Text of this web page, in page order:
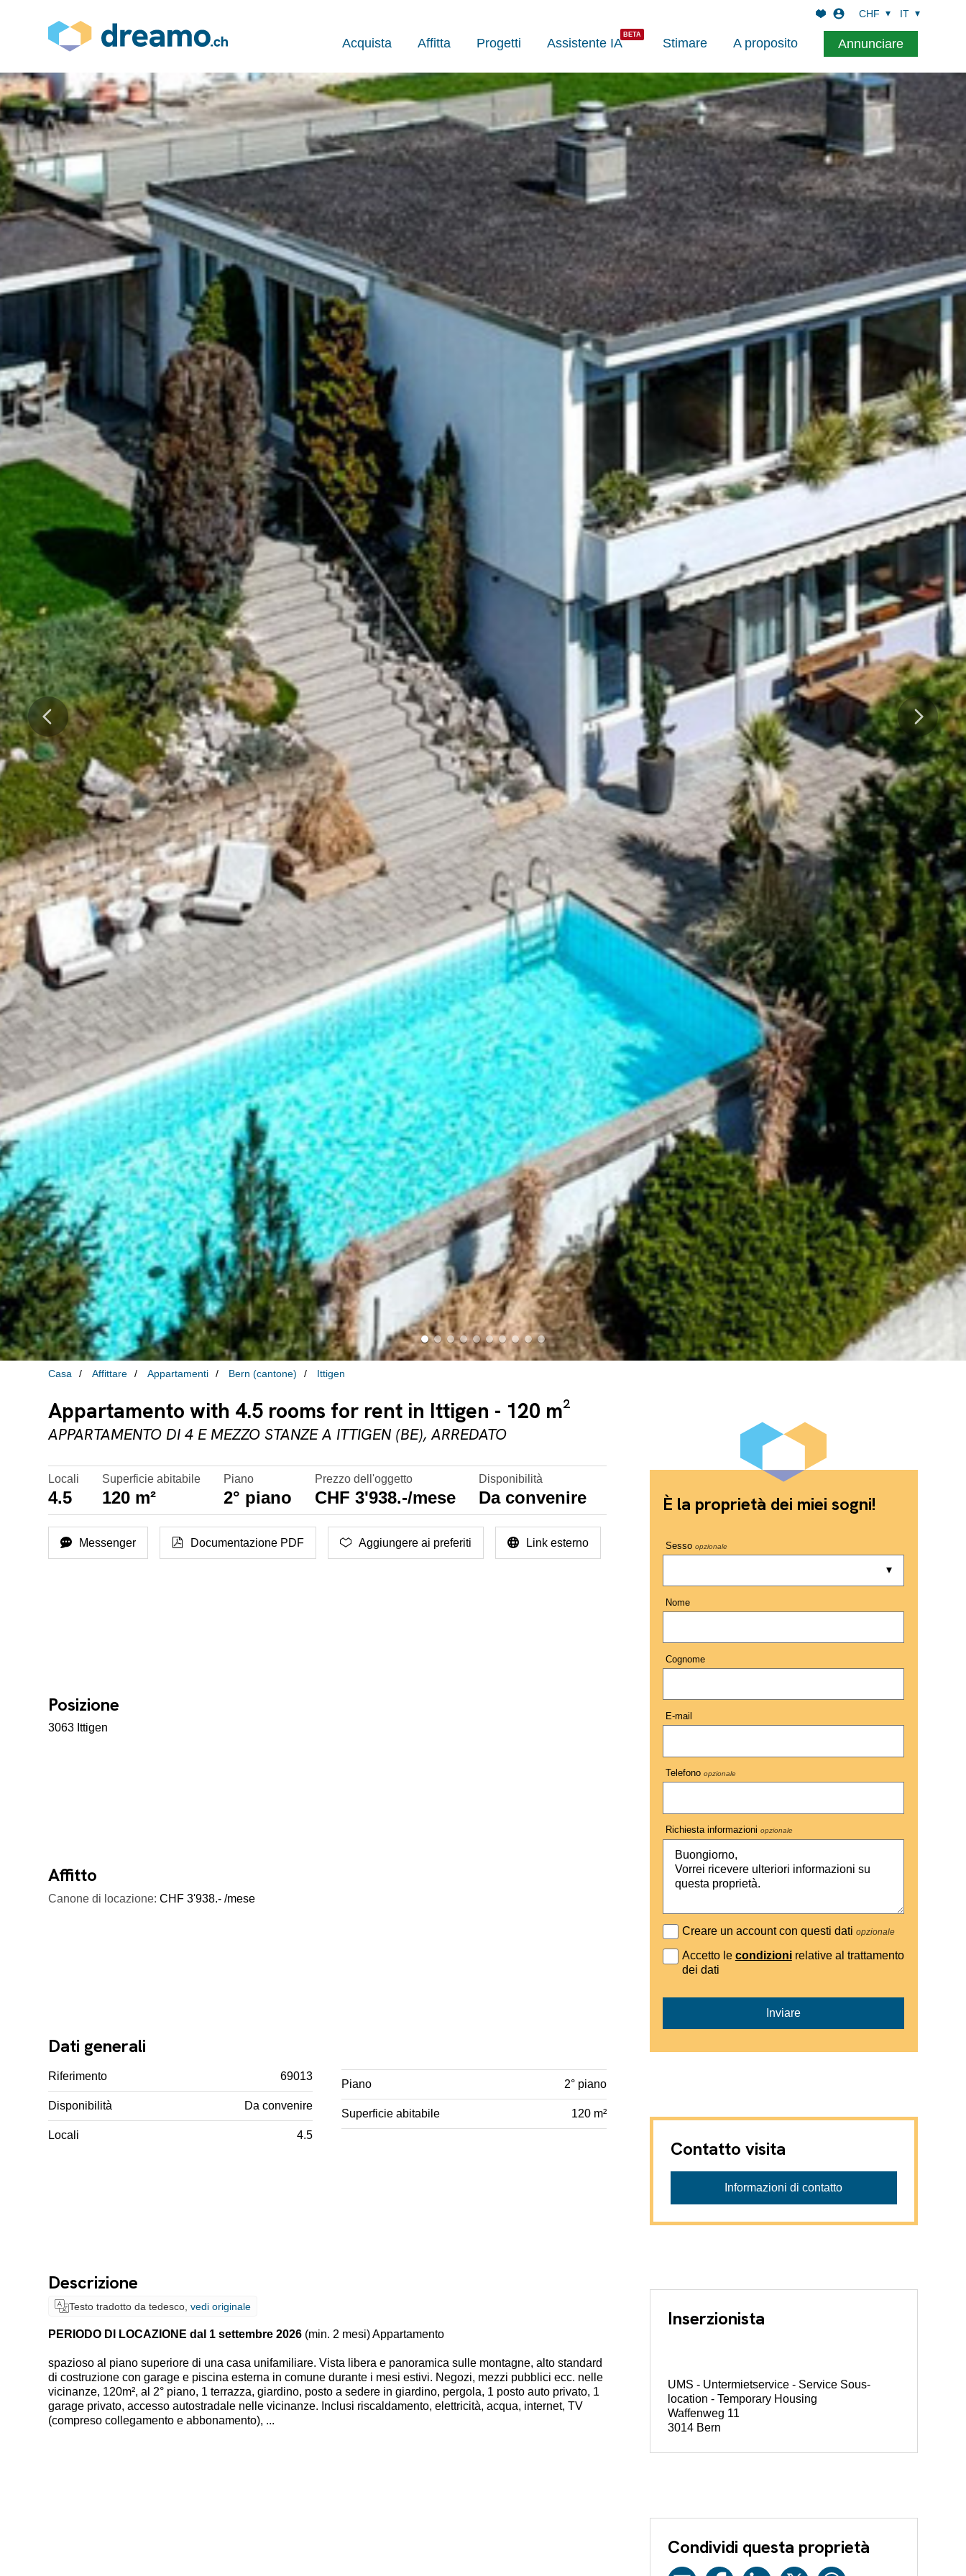
Acquista Affitta Progetti Assistente IA Stimare A proposito Annunciare
CHF IT
Casa Affittare Appartamenti Bern (cantone) Ittigen
Appartamento with 4.5 rooms for rent in Ittigen - 120 m²
APPARTAMENTO DI 4 E MEZZO STANZE A ITTIGEN (BE), ARREDATO
Locali
4.5
Superficie abitabile
120 m²
Piano
2° piano
Prezzo dell'oggetto
CHF 3'938.-/mese
Disponibilità
Da convenire
Messenger Documentazione PDF Aggiungere ai preferiti Link esterno
Posizione
3063 Ittigen
Affitto
Canone di locazione: CHF 3'938.- /mese
Dati generali
Riferimento 69013
Disponibilità Da convenire
Locali 4.5
Piano 2° piano
Superficie abitabile 120 m²
Descrizione
Testo tradotto da tedesco, vedi originale
PERIODO DI LOCAZIONE dal 1 settembre 2026 (min. 2 mesi) Appartamento
spazioso al piano superiore di una casa unifamiliare. Vista libera e panoramica sulle montagne, alto standard
di costruzione con garage e piscina esterna in comune durante i mesi estivi. Negozi, mezzi pubblici ecc. nelle
vicinanze, 120m², al 2° piano, 1 terrazza, giardino, posto a sedere in giardino, pergola, 1 posto auto privato, 1
garage privato, accesso autostradale nelle vicinanze. Inclusi riscaldamento, elettricità, acqua, internet, TV
(compreso collegamento e abbonamento), ...
È la proprietà dei miei sogni!
Sessoopzionale
Nome
Cognome
E-mail
Telefonoopzionale
Richiesta informazioniopzionale
Creare un account con questi dati opzionale
Accetto le condizionirelative al trattamento
dei dati
Inviare
Contatto visita
Informazioni di contatto
Inserzionista
UMS - Untermietservice - Service Sous-
location - Temporary Housing
Waffenweg 11
3014 Bern
Condividi questa proprietà